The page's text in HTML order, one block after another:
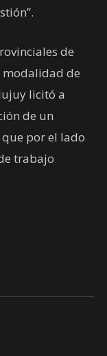
de
modalidad de
licitó a
de un
por el lado
trabajo